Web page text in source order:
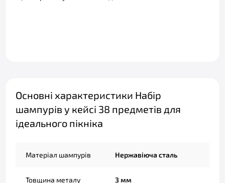
Основні характеристики Набір
шампурів у кейсі 38 предметів для
ідеального пікніка
Матеріал шампурів Нержавіюча сталь
Товщина металу
3 мм